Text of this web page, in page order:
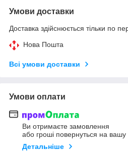
Умови доставки
Доставка здійснюється тільки по
Нова Пошта
Всі умови доставки
Умови оплати
Ви отримаєте замовлення
або гроші повернуться на вашу
Детальніше